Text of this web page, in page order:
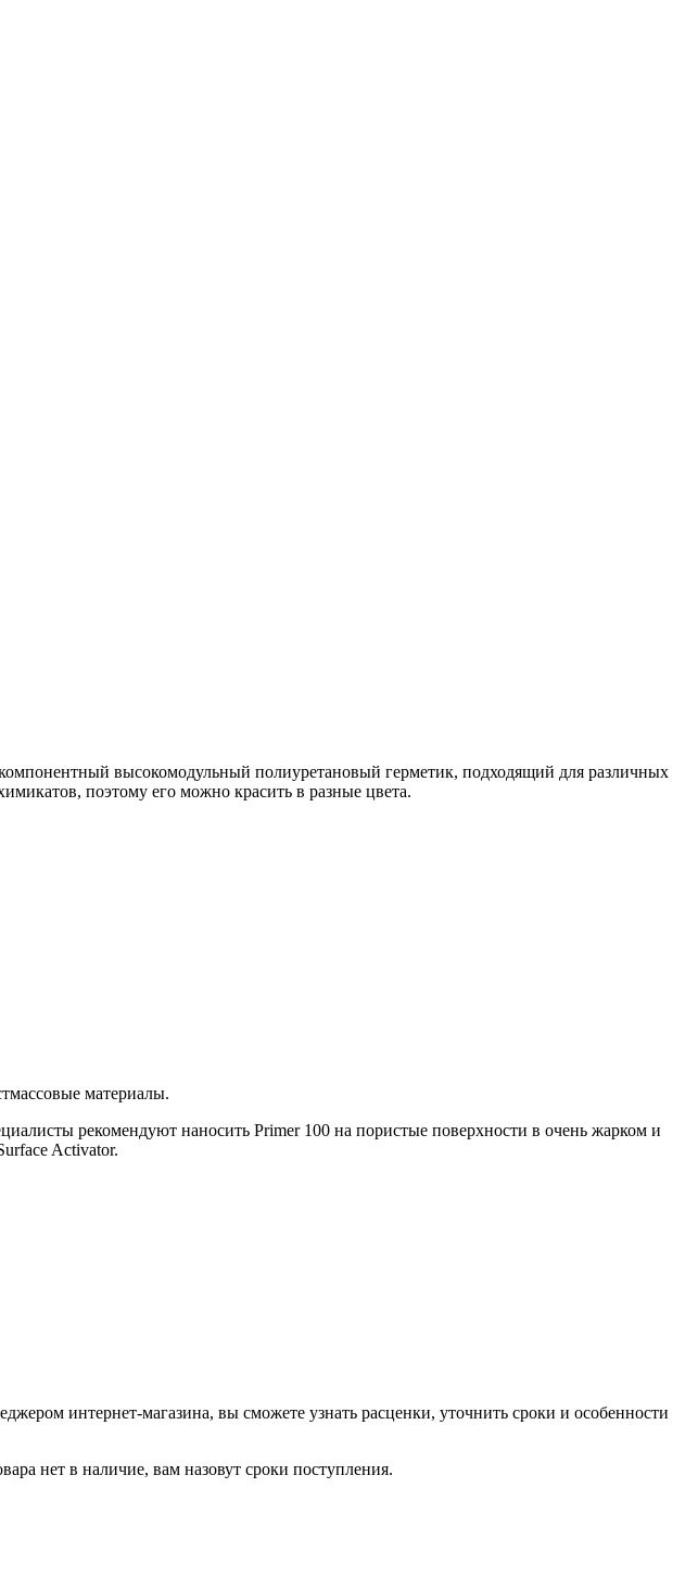
высокомодульный полиуретановый герметик, подходящий для различных
поэтому его можно красить в разные цвета.
материалы.
рекомендуют наносить Primer 100 на пористые поверхности в очень жарком и
Activator.
интернет-магазина, вы сможете узнать расценки, уточнить сроки и особенности
нет в наличие, вам назовут сроки поступления.